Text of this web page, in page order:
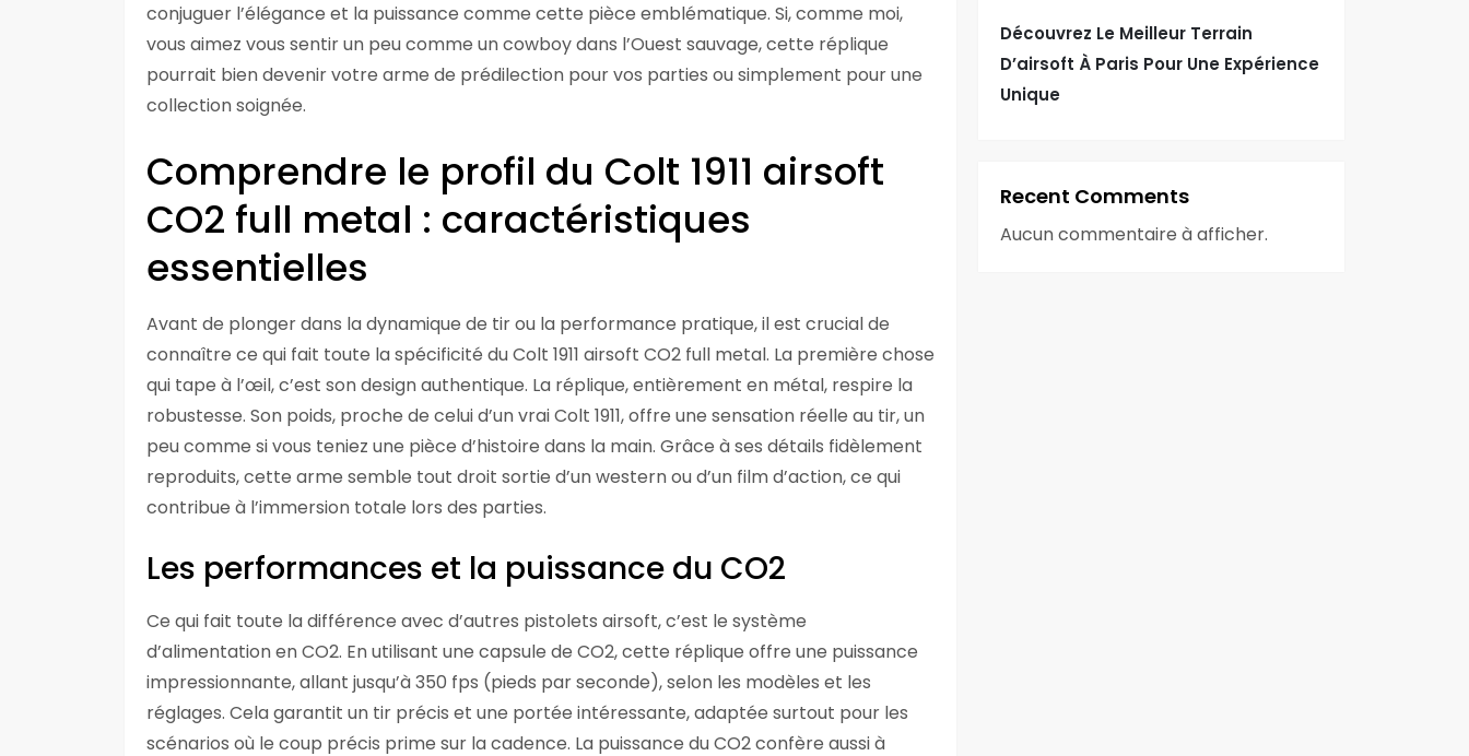
conjuguer l’élégance et la puissance comme cette pièce emblématique. Si, comme moi,
vous aimez vous sentir un peu comme un cowboy dans l’Ouest sauvage, cette réplique
pourrait bien devenir votre arme de prédilection pour vos parties ou simplement pour une
collection soignée.
Comprendre le profil du Colt 1911 airsoft
CO2 full metal : caractéristiques
essentielles
Avant de plonger dans la dynamique de tir ou la performance pratique, il est crucial de
connaître ce qui fait toute la spécificité du Colt 1911 airsoft CO2 full metal. La première chose
qui tape à l’œil, c’est son design authentique. La réplique, entièrement en métal, respire la
robustesse. Son poids, proche de celui d’un vrai Colt 1911, offre une sensation réelle au tir, un
peu comme si vous teniez une pièce d’histoire dans la main. Grâce à ses détails fidèlement
reproduits, cette arme semble tout droit sortie d’un western ou d’un film d’action, ce qui
contribue à l’immersion totale lors des parties.
Les performances et la puissance du CO2
Ce qui fait toute la différence avec d’autres pistolets airsoft, c’est le système
d’alimentation en CO2. En utilisant une capsule de CO2, cette réplique offre une puissance
impressionnante, allant jusqu’à 350 fps (pieds par seconde), selon les modèles et les
réglages. Cela garantit un tir précis et une portée intéressante, adaptée surtout pour les
scénarios où le coup précis prime sur la cadence. La puissance du CO2 confère aussi à
Découvrez Le Meilleur Terrain
D’airsoft À Paris Pour Une Expérience
Unique
Recent Comments
Aucun commentaire à afficher.